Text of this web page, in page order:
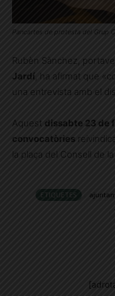
Pancartes de protesta del Grup
Rubèn Sànchez,
Jardí , ha afirmat que
una entrevista amb el
Aquest dissabte 23 de
convocatòries
la plaça del Consell de la
ETIQUETES